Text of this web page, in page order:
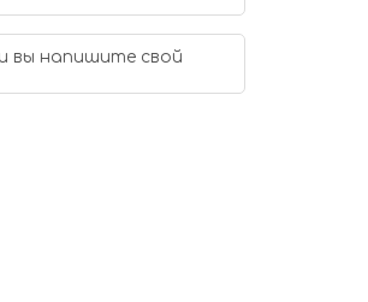
вы напишите свой